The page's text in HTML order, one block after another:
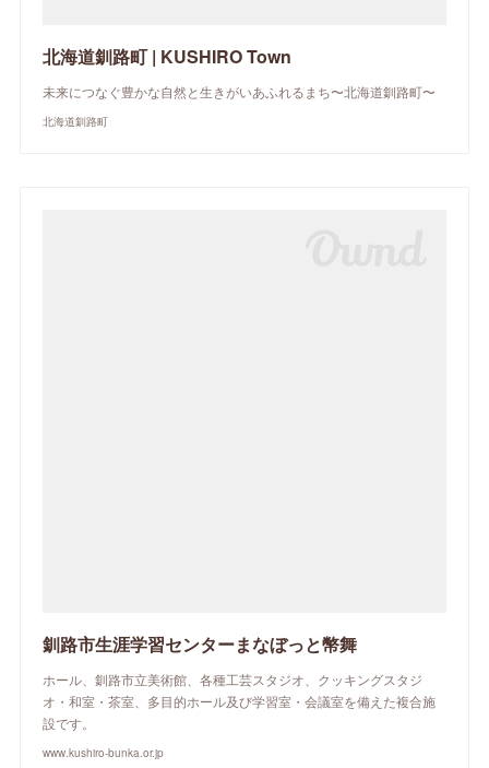
北海道釧路町 | KUSHIRO Town
未来につなぐ豊かな自然と生きがいあふれるまち〜北海道釧路町〜
北海道釧路町
釧路市生涯学習センターまなぼっと幣舞
ホール、釧路市立美術館、各種工芸スタジオ、クッキングスタジ
オ・和室・茶室、多目的ホール及び学習室・会議室を備えた複合施
設です。
www.kushiro-bunka.or.jp